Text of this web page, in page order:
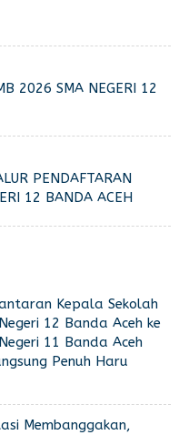
2026 SMA NEGERI 12
PENDAFTARAN
12 BANDA ACEH
Kepala Sekolah
12 Banda Aceh ke
11 Banda Aceh
Penuh Haru
Membanggakan,